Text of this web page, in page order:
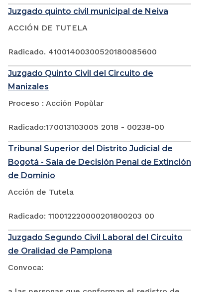
Juzgado quinto civil municipal de Neiva
ACCIÓN DE TUTELA
Radicado. 41001400300520180085600
Juzgado Quinto Civil del Circuito de
Manizales
Proceso : Acción Popùlar
Radicado:170013103005 2018 - 00238-00
Tribunal Superior del Distrito Judicial de
Bogotá - Sala de Decisión Penal de Extinción
de Dominio
Acción de Tutela
Radicado: 110012220000201800203 00
Juzgado Segundo Civil Laboral del Circuito
de Oralidad de Pamplona
Convoca: